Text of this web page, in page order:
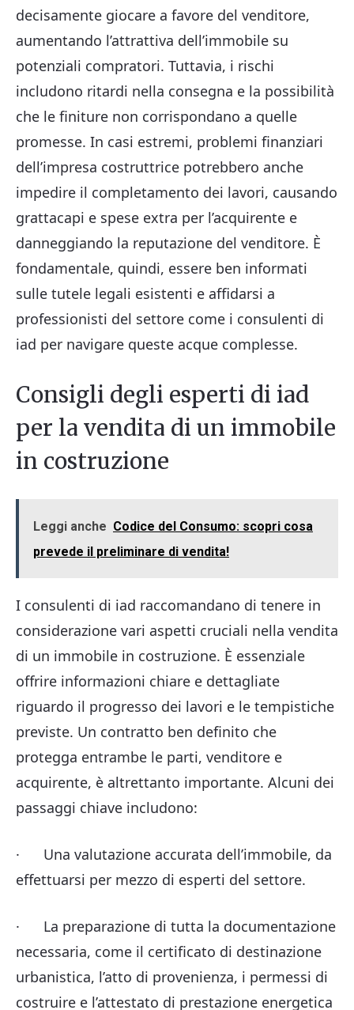
decisamente giocare a favore del venditore,
aumentando l’attrattiva dell’immobile su
potenziali compratori. Tuttavia, i rischi
includono ritardi nella consegna e la possibilità
che le finiture non corrispondano a quelle
promesse. In casi estremi, problemi finanziari
dell’impresa costruttrice potrebbero anche
impedire il completamento dei lavori, causando
grattacapi e spese extra per l’acquirente e
danneggiando la reputazione del venditore. È
fondamentale, quindi, essere ben informati
sulle tutele legali esistenti e affidarsi a
professionisti del settore come i consulenti di
iad per navigare queste acque complesse.
Consigli degli esperti di iad
per la vendita di un immobile
in costruzione
Leggi anche Codice del Consumo: scopri cosa
prevede il preliminare di vendita!
I consulenti di iad raccomandano di tenere in
considerazione vari aspetti cruciali nella vendita
di un immobile in costruzione. È essenziale
offrire informazioni chiare e dettagliate
riguardo il progresso dei lavori e le tempistiche
previste. Un contratto ben definito che
protegga entrambe le parti, venditore e
acquirente, è altrettanto importante. Alcuni dei
passaggi chiave includono:
· Una valutazione accurata dell’immobile, da
effettuarsi per mezzo di esperti del settore.
· La preparazione di tutta la documentazione
necessaria, come il certificato di destinazione
urbanistica, l’atto di provenienza, i permessi di
costruire e l’attestato di prestazione energetica